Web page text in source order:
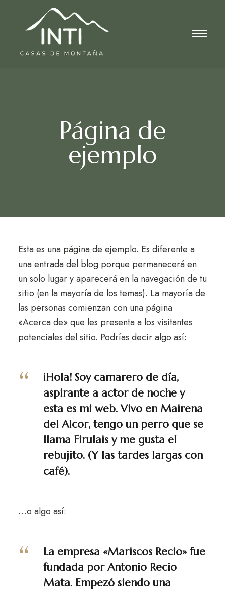
Página de
ejemplo
Esta es una página de ejemplo. Es diferente a
una entrada del blog porque permanecerá en
un solo lugar y aparecerá en la navegación de tu
sitio (en la mayoría de los temas). La mayoría de
las personas comienzan con una página
«Acerca de» que les presenta a los visitantes
potenciales del sitio. Podrías decir algo así:
¡Hola! Soy camarero de día,
aspirante a actor de noche y
esta es mi web. Vivo en Mairena
del Alcor, tengo un perro que se
llama Firulais y me gusta el
rebujito. (Y las tardes largas con
café).
…o algo así:
La empresa «Mariscos Recio» fue
fundada por Antonio Recio
Mata. Empezó siendo una